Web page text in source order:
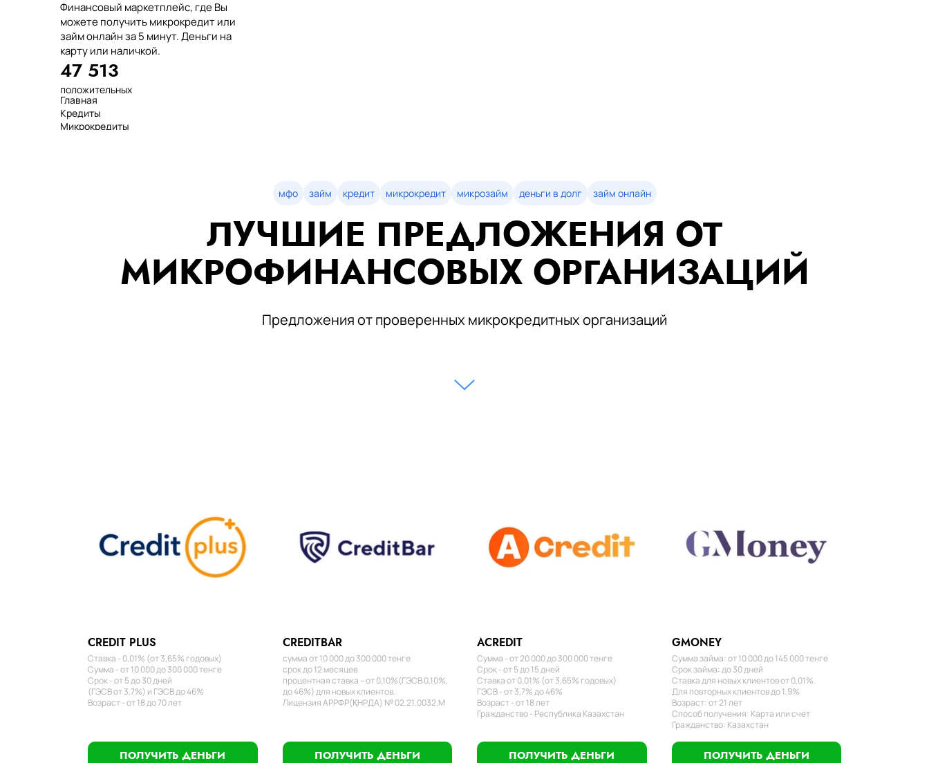
Финансовый маркетплейс, где Вы
можете получить микрокредит или
займ онлайн за 5 минут. Деньги на
карту или наличкой.
47 513
положительных
отзывов
тенге выдано
нашим клиентам
7 минут
Главная
Кредиты
Микрокредиты
мфо займ кредит микрокредит микрозайм деньги в долг займ онлайн
ЛУЧШИЕ ПРЕДЛОЖЕНИЯ ОТ
МИКРОФИНАНСОВЫХ ОРГАНИЗАЦИЙ
Предложения от проверенных микрокредитных организаций
CREDIT PLUS
Ставка - 0,01% (от 3,65% годовых)
Сумма - от 10 000 до 300 000 тенге
Срок - от 5 до 30 дней
(ГЭСВ от 3,7%) и ГЭСВ до 46%
Возраст - от 18 до 70 лет
ПОЛУЧИТЬ ДЕНЬГИ
CREDITBAR
сумма от 10 000 до 300 000 тенге
срок до 12 месяцев
процентная ставка – от 0,10%(ГЭСВ 0,10%,
до 46%) для новых клиентов.
Лицензия АРРФР(ҚНРДА) № 02.21.0032.М
ПОЛУЧИТЬ ДЕНЬГИ
ACREDIT
Сумма - от 20 000 до 300 000 тенге
Срок - от 5 до 15 дней
Ставка от 0,01% (от 3,65% годовых)
ГЭСВ - от 3,7% до 46%
Возраст - от 18 лет
Гражданство - Республика Казахстан
ПОЛУЧИТЬ ДЕНЬГИ
GMONEY
Сумма займа: от 10 000 до 145 000 тенге
Срок займа: до 30 дней
Ставка для новых клиентов от 0,01%.
Для повторных клиентов до 1,9%
Возраст: от 21 лет
Способ получения: Карта или счет
Гражданство: Казахстан
ПОЛУЧИТЬ ДЕНЬГИ